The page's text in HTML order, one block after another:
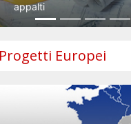
appalti
Progetti Europei